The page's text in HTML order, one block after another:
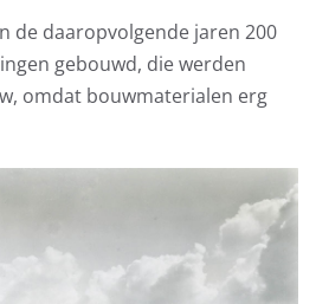
de daaropvolgende jaren 200
gebouwd, die werden
omdat bouwmaterialen erg